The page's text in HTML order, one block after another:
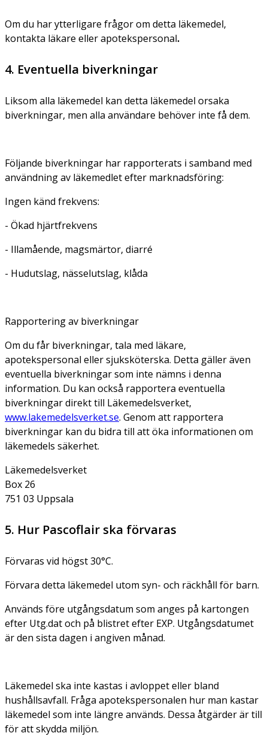
Om du har ytterligare frågor om detta läkemedel,
kontakta läkare eller apotekspersonal.
4. Eventuella biverkningar
Liksom alla läkemedel kan detta läkemedel orsaka
biverkningar, men alla användare behöver inte få dem.
Följande biverkningar har rapporterats i samband med
användning av läkemedlet efter marknadsföring:
Ingen känd frekvens:
- Ökad hjärtfrekvens
- Illamående, magsmärtor, diarré
- Hudutslag, nässelutslag, klåda
Rapportering av biverkningar
Om du får biverkningar, tala med läkare,
apotekspersonal eller sjuksköterska. Detta gäller även
eventuella biverkningar som inte nämns i denna
information. Du kan också rapportera eventuella
biverkningar direkt till Läkemedelsverket,
www.lakemedelsverket.se. Genom att rapportera
biverkningar kan du bidra till att öka informationen om
läkemedels säkerhet.
Läkemedelsverket
Box 26
751 03 Uppsala
5. Hur Pascoflair ska förvaras
Förvaras vid högst 30°C.
Förvara detta läkemedel utom syn- och räckhåll för barn.
Används före utgångsdatum som anges på kartongen
efter Utg.dat och på blistret efter EXP. Utgångsdatumet
är den sista dagen i angiven månad.
Läkemedel ska inte kastas i avloppet eller bland
hushållsavfall. Fråga apotekspersonalen hur man kastar
läkemedel som inte längre används. Dessa åtgärder är till
för att skydda miljön.